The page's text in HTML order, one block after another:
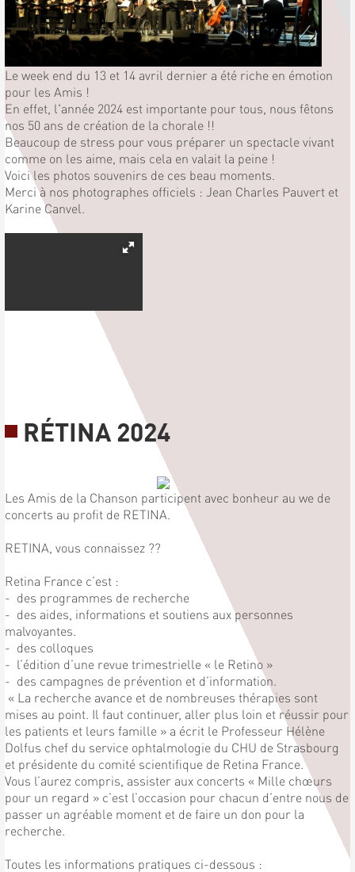
Le week end du 13 et 14 avril dernier a été riche en émotion
pour les Amis !
En effet, l'année 2024 est importante pour tous, nous fêtons
nos 50 ans de création de la chorale !!
Beaucoup de stress pour vous préparer un spectacle vivant
comme on les aime, mais cela en valait la peine !
Voici les photos souvenirs de ces beau moments.
Merci à nos photographes officiels : Jean Charles Pauvert et
Karine Canvel.
RÉTINA 2024
Les Amis de la Chanson participent avec bonheur au we de
concerts au profit de RETINA.
RETINA, vous connaissez ??
Retina France c’est :
- des programmes de recherche
- des aides, informations et soutiens aux personnes
malvoyantes.
- des colloques
- l’édition d’une revue trimestrielle « le Retino »
- des campagnes de prévention et d’information.
« La recherche avance et de nombreuses thérapies sont
mises au point. Il faut continuer, aller plus loin et réussir pour
les patients et leurs famille » a écrit le Professeur Hélène
Dolfus chef du service ophtalmologie du CHU de Strasbourg
et présidente du comité scientifique de Retina France.
Vous l’aurez compris, assister aux concerts « Mille chœurs
pour un regard » c’est l’occasion pour chacun d’entre nous de
passer un agréable moment et de faire un don pour la
recherche.
Toutes les informations pratiques ci-dessous :